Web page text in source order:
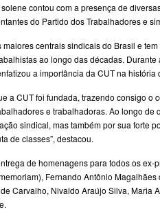
contou com a presença de
do Partido dos Trabalhadores e
centrais sindicais do Brasil e
ao longo das décadas. Durante
a importância da CUT na
a CUT foi fundada, trazendo consigo o
e trabalhadoras. Ao longo de
sindical, mas também por sua forte
de classes”, destacou.
de homenagens para todos os ex-
Fernando Antônio
Carvalho, Nivaldo Araújo Silva, Maria